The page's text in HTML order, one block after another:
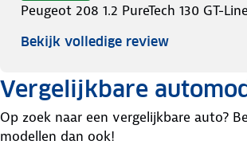
Peugeot 208 1.2 PureTech 130 GT-
Bekijk volledige review
Vergelijkbare
Op zoek naar een vergelijkbare auto?
modellen dan ook!